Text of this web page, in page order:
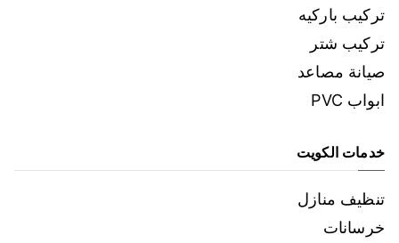
تركيب باركيه
تركيب شتر
صيانة مصاعد
ابواب PVC
خدمات الكويت
تنظيف منازل
خرسانات